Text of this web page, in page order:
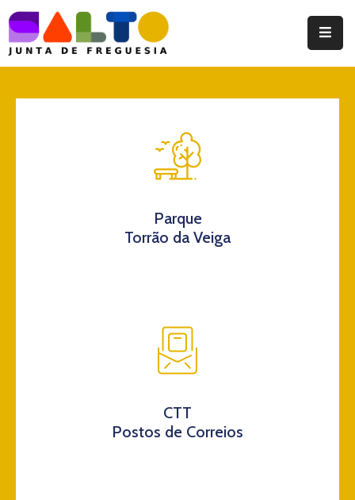
Instituição
Parque
Torrão da Veiga
CTT
Postos de Correios